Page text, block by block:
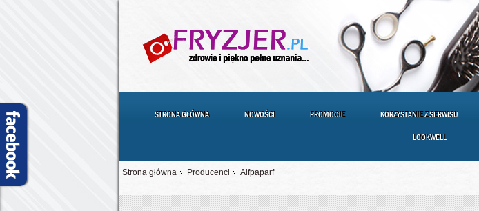
STRONA GŁÓWNA NOWOŚCI PROMOCJE KORZYSTANIE Z SERWISU
LOOKWELL
Strona główna Producenci Alfpaparf